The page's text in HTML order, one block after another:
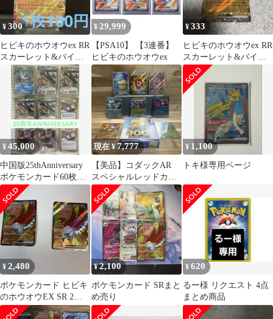
¥300
ヒビキのホウオウex RR
スカーレット&バイオ
レット 強化拡張パック
熱風の…
¥ 29,999
【PSA10】 【3連番】
ヒビキのホウオウex
¥333
ヒビキのホウオウex RR
スカーレット&バイオ
レット 強化拡張パック
熱風の…
¥45,000
中国版25thAnniversary
ポケモンカード60枚セ
ット デッキケース付
き
現在 ¥7,777
【美品】コダックAR
スペシャルレッドカー
ドSR チャーレムAR
コロちゃお付き
¥ 1,100
トキ様専用ページ
¥2,480
ポケモンカード ヒビキ
のホウオウEX SR 2枚
セット
¥2,100
ポケモンカード SRまと
め売り
¥620
るー様 リクエスト 4点
まとめ商品